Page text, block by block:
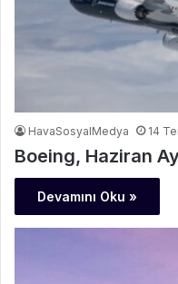
HavaSosyalMedya 14
Boeing, Haziran
Devamını Oku »